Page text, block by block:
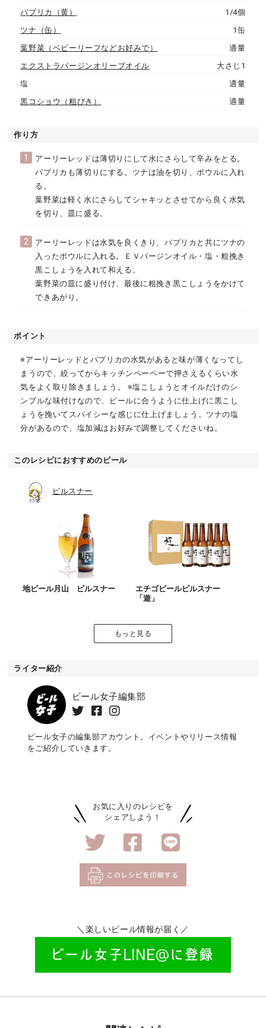
パプリカ（黄）
1/4個
ツナ（缶）
1缶
葉野菜（ベビーリーフなどお好みで）
適量
エクストラバージンオリーブオイル
大さじ1
塩
適量
黒コショウ（粗びき）
適量
作り方
1
アーリーレッドは薄切りにして水にさらして辛みをとる。
パプリカも薄切りにする。ツナは油を切り、ボウルに入れ
る。
葉野菜は軽く水にさらしてシャキッとさせてから良く水気
を切り、皿に盛る。
2
アーリーレッドは水気を良くきり、パプリカと共にツナの
入ったボウルに入れる。ＥＶバージンオイル・塩・粗挽き
黒こしょうを入れて和える。
葉野菜の皿に盛り付け、最後に粗挽き黒こしょうをかけて
できあがり。
ポイント
※アーリーレッドとパプリカの水気があると味が薄くなってし
まうので、絞ってからキッチンペーペーで押さえるくらい水
気をよく取り除きましょう。 ※塩こしょうとオイルだけのシ
ンプルな味付けなので、ビールに合うように仕上げに黒こし
ょうを挽いてスパイシーな感じに仕上げましょう。ツナの塩
分があるので、塩加減はお好みで調整してくださいね。
このレシピにおすすめのビール
ピルスナー
地ビール月山 ピルスナー
エチゴビールピルスナー
「遊」
もっと見る
ライター紹介
ビール女子編集部
ビール女子の編集部アカウント。イベントやリリース情報
をご紹介していきます。
お気に入りのレシピを
シェアしよう！
＼楽しいビール情報が届く／